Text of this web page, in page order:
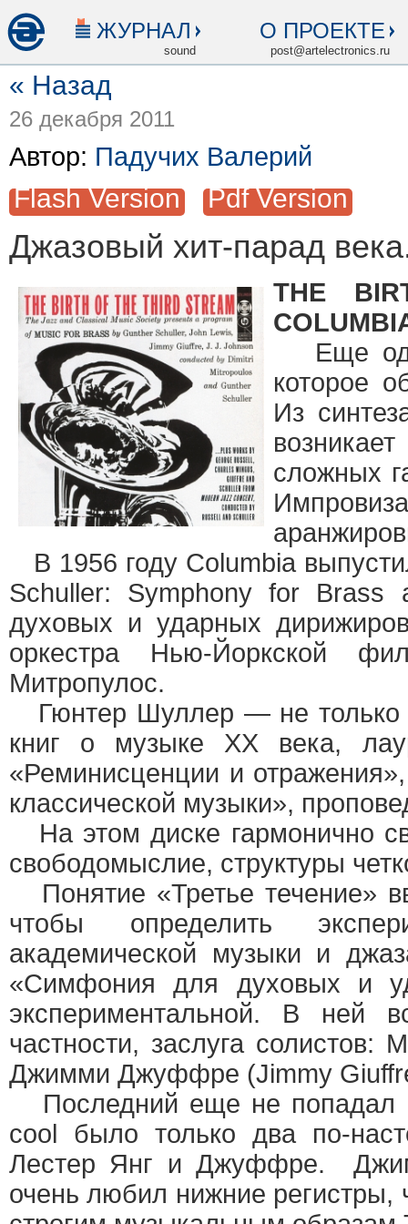
ЖУРНАЛ
sound
О ПРОЕКТЕ
post@artelectronics.ru
« Назад
26 декабря 2011
Автор: Падучих Валерий
Flash Version Pdf Version
Джазовый хит-парад
THE
Еще
которое
Из
сложных
В 1956 году Columbia
Schuller: Symphony for
духовых и ударных
оркестра Нью-Йоркской
Митропулос.
Гюнтер Шуллер — не только
книг о музыке XX века,
«Реминисценции и
классической музыки»,
На этом диске гармонично
свободомыслие, структуры
Понятие «Третье течение»
чтобы определить
академической музыки и
«Симфония для духовых и
экспериментальной. В ней
частности, заслуга
Джимми Джуффре (Jimmy
Последний еще не попадал
cool было только два по-
Лестер Янг и Джуффре.
очень любил нижние регистры,